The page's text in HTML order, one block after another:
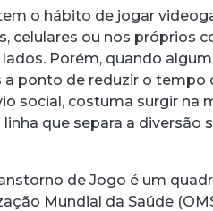
o hábito de jogar
celulares ou nos próprios
Porém, quando
ponto de reduzir o tempo
social, costuma surgir na
que separa a diversão
de Jogo é um
Mundial da Saúde